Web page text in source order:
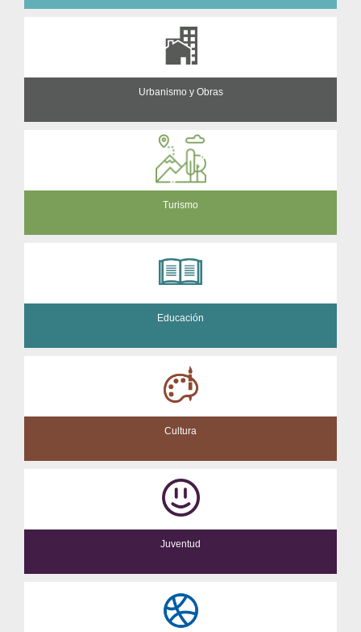
Urbanismo y Obras
Turismo
Educación
Cultura
Juventud